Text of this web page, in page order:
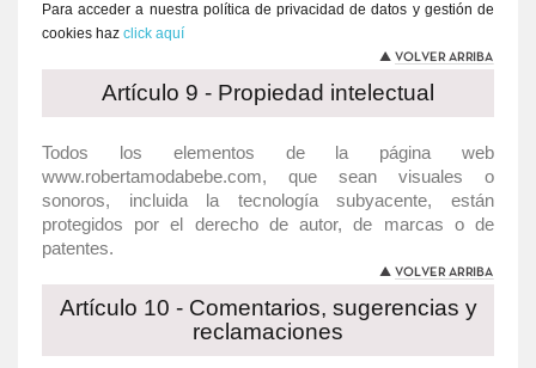
Para acceder a nuestra política de privacidad de datos y gestión de
cookies haz click aquí
Artículo 9 - Propiedad intelectual
Todos los elementos de la página web
www.robertamodabebe.com, que sean visuales o
sonoros, incluida la tecnología subyacente, están
protegidos por el derecho de autor, de marcas o de
patentes.
Artículo 10 - Comentarios, sugerencias y
reclamaciones